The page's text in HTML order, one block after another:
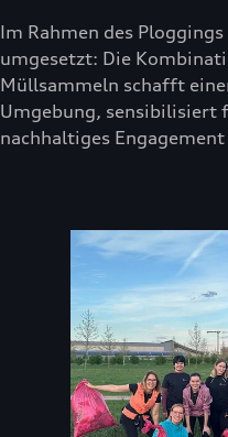
Im Rahmen des
umgesetzt: Die
Müllsammeln schafft
Umgebung, sensibilisiert
nachhaltiges